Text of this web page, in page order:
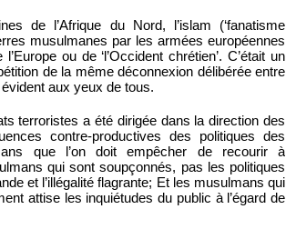
de l’Afrique du Nord, l’islam (‘fanatisme
musulmanes par les armées européennes
ou de ‘l’Occident chrétien’. C’était un
de la même déconnexion délibérée entre
aux yeux de tous.
terroristes a été dirigée dans la direction des
contre-productives des politiques des
que l’on doit empêcher de recourir à
qui sont soupçonnés, pas les politiques
et l’illégalité flagrante; Et les musulmans qui
attise les inquiétudes du public à l’égard de